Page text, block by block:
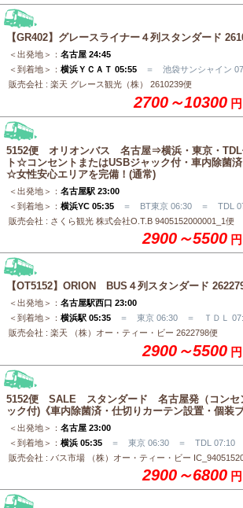
【GR402】グレースライナー４列スタンダード
＜出発地＞： 名古屋 24:45
＜到着地＞： 横浜ＹＣＡＴ 05:55 ＝ 池袋サンシャイン
販売会社 : 楽天 グレース観光（株） 2610239便
2700～10300 円
5152便 オリオンバス 名古屋⇒横浜・東京・
ト☆コンセントまたはUSBジャック付・車内除菌
☆女性安心エリアを完備！(通常)
＜出発地＞： 名古屋駅 23:00
＜到着地＞： 横浜YC 05:35 ＝ BT東京 06:30 ＝ TDL
販売会社 : さくら観光 株式会社O.T.B 9405152000001_1便
2900～5500 円
【OT5152】ORION BUS４列スタンダード
＜出発地＞： 名古屋駅西口 23:00
＜到着地＞： 横浜駅 05:35 ＝ 東京 06:30 ＝ ＴＤＬ
販売会社 : 楽天 （株）オー・ティー・ビー 2622798便
2900～5500 円
5152便 SALE スタンダード 名古屋発（コンセ
ック付)《車内除菌済・仕切りカーテン設置・個装
＜出発地＞： 名古屋 23:00
＜到着地＞： 横浜 05:35 ＝ 東京 06:30 ＝ TDL 07:10
販売会社 : バス市場 （株）オー・ティー・ビー
2900～6800 円